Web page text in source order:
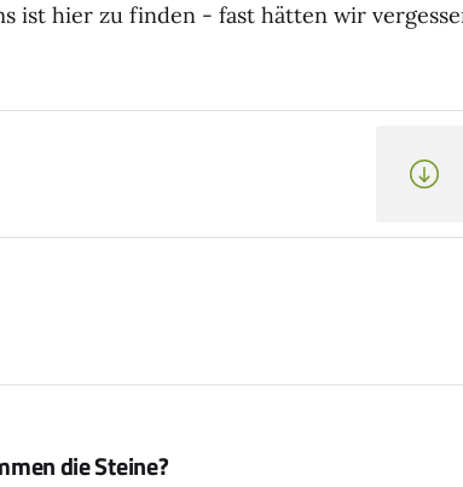
ist hier zu finden - fast hätten wir
die Steine?